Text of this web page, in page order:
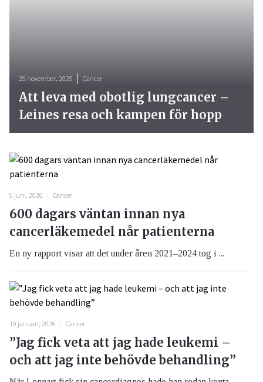
5 juni, 2026 Cancer
600 dagars väntan innan nya
cancerläkemedel når patienterna
En ny rapport visar att det under åren 2021–2024 tog i ...
19 januari, 2026 Cancer
”Jag fick veta att jag hade leukemi –
och att jag inte behövde behandling”
25 november, 2025 Cancer
Att leva med obotlig lungcancer –
Leines resa och kampen för hopp